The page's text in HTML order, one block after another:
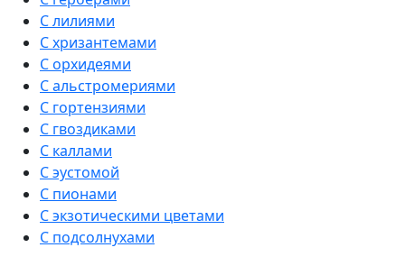
С лилиями
С хризантемами
С орхидеями
С альстромериями
С гортензиями
С гвоздиками
С каллами
С эустомой
С пионами
С экзотическими цветами
С подсолнухами